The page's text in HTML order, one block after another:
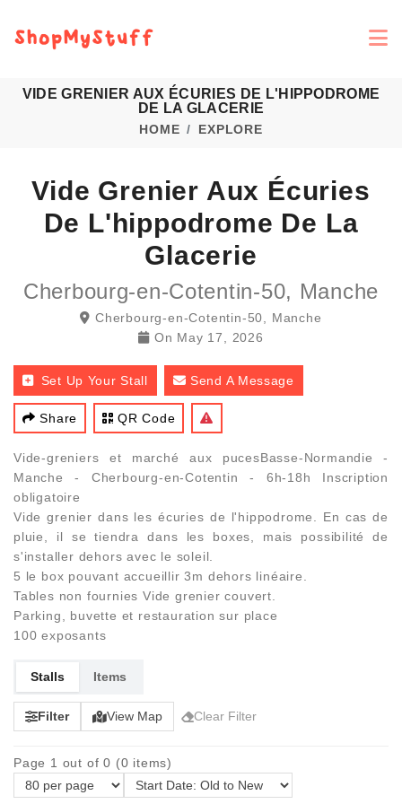
VIDE GRENIER AUX ÉCURIES DE L'HIPPODROME
DE LA GLACERIE
HOME EXPLORE
Vide Grenier Aux Écuries
De L'hippodrome De La
Glacerie
Cherbourg-en-Cotentin-50, Manche
Cherbourg-en-Cotentin-50, Manche
On May 17, 2026
Set Up Your Stall Send A Message
Share QR Code
Vide-greniers et marché aux pucesBasse-Normandie -
Manche - Cherbourg-en-Cotentin - 6h-18h Inscription
obligatoire
Vide grenier dans les écuries de l'hippodrome. En cas de
pluie, il se tiendra dans les boxes, mais possibilité de
s'installer dehors avec le soleil.
5 le box pouvant accueillir 3m dehors linéaire.
Tables non fournies Vide grenier couvert.
Parking, buvette et restauration sur place
100 exposants
Stalls Items
Filter View Map Clear Filter
Page 1 out of 0 (0 items)